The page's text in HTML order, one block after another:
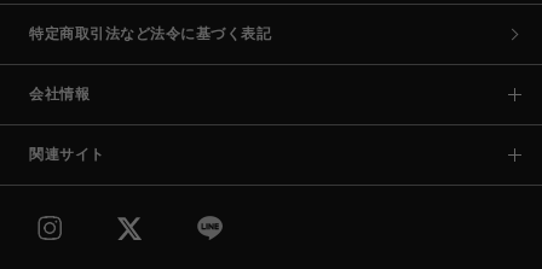
特定商取引法など法令に基づく表記
会社情報
関連サイト